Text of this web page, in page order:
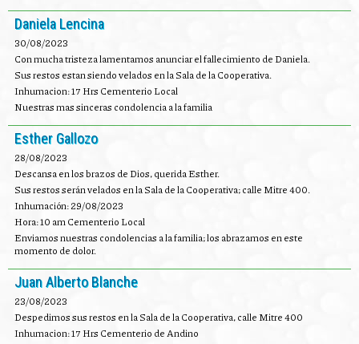
Daniela Lencina
30/08/2023
Con mucha tristeza lamentamos anunciar el fallecimiento de Daniela.
Sus restos estan siendo velados en la Sala de la Cooperativa.
Inhumacion: 17 Hrs Cementerio Local
Nuestras mas sinceras condolencia a la familia
Esther Gallozo
28/08/2023
Descansa en los brazos de Dios, querida Esther.
Sus restos serán velados en la Sala de la Cooperativa; calle Mitre 400.
Inhumación: 29/08/2023
Hora: 10 am Cementerio Local
Enviamos nuestras condolencias a la familia; los abrazamos en este
momento de dolor.
Juan Alberto Blanche
23/08/2023
Despedimos sus restos en la Sala de la Cooperativa, calle Mitre 400
Inhumacion: 17 Hrs Cementerio de Andino